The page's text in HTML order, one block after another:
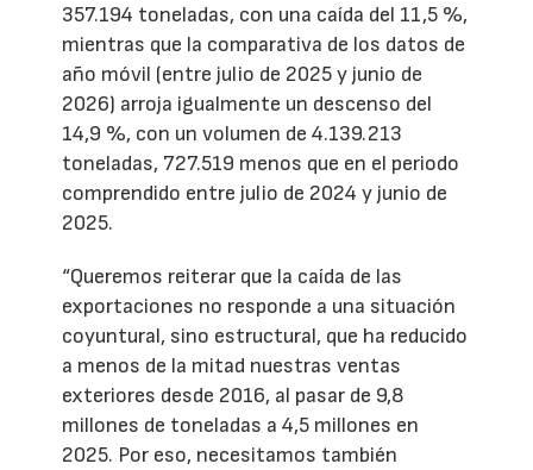
357.194 toneladas, con una caída del 11,5 %,
mientras que la comparativa de los datos de
año móvil (entre julio de 2025 y junio de
2026) arroja igualmente un descenso del
14,9 %, con un volumen de 4.139.213
toneladas, 727.519 menos que en el periodo
comprendido entre julio de 2024 y junio de
2025.
“Queremos reiterar que la caída de las
exportaciones no responde a una situación
coyuntural, sino estructural, que ha reducido
a menos de la mitad nuestras ventas
exteriores desde 2016, al pasar de 9,8
millones de toneladas a 4,5 millones en
2025. Por eso, necesitamos también